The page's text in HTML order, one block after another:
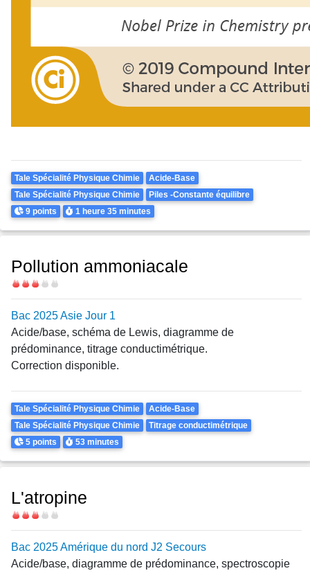
Theme
Tale Spécialité Physique Chimie
Acide-Base
Tale Spécialité Physique Chimie
Piles -Constante équilibre
Points
9 points Durée
1 heure35 minutes
Pollution ammoniacale
Difficulté
Bac 2025 Asie Jour 1
Acide/base, schéma de Lewis, diagramme de
prédominance, titrage conductimétrique.
Correction disponible.
Theme
Tale Spécialité Physique Chimie
Acide-Base
Tale Spécialité Physique Chimie
Titrage conductimétrique
Points
5 points Durée
53 minutes
L'atropine
Difficulté
Bac 2025 Amérique du nord J2 Secours
Acide/base, diagramme de prédominance, spectroscopie